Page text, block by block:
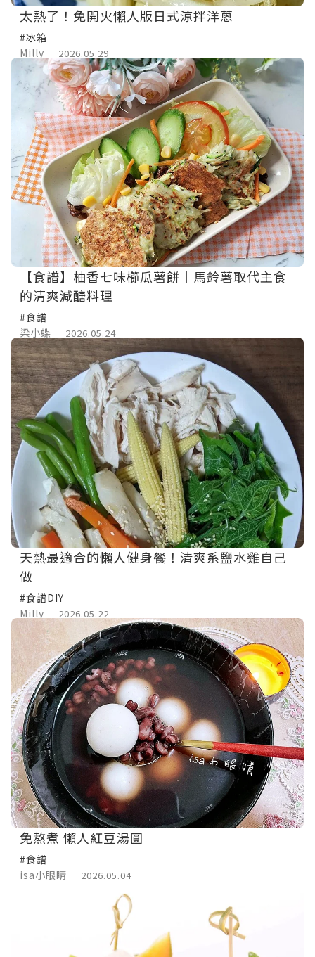
太熱了！免開火懶人版日式涼拌洋蔥
#冰箱
Milly
2026.05.29
【食譜】柚香七味櫛瓜薯餅｜馬鈴薯取代主食
的清爽減醣料理
#食譜
梁小蝶
2026.05.24
天熱最適合的懶人健身餐！清爽系鹽水雞自己
做
#食譜DIY
Milly
2026.05.22
免熬煮 懶人紅豆湯圓
#食譜
isa小眼睛
2026.05.04